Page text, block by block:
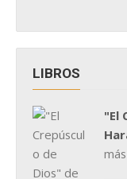
LIBROS
"El